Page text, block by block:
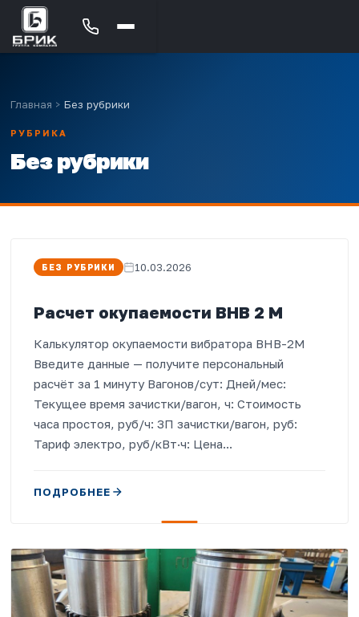
Главная >Без рубрики
РУБРИКА
Без рубрики
БЕЗ РУБРИКИ 10.03.2026
Расчет окупаемости ВНВ 2 М
Калькулятор окупаемости вибратора ВНВ-2М
Введите данные — получите персональный
расчёт за 1 минуту Вагонов/сут: Дней/мес:
Текущее время зачистки/вагон, ч: Стоимость
часа простоя, руб/ч: ЗП зачистки/вагон, руб:
Тариф электро, руб/кВт·ч: Цена...
ПОДРОБНЕЕ